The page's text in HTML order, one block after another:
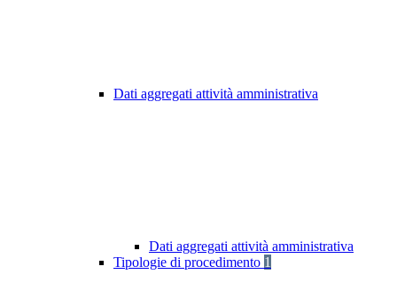
Dati aggregati attività amministrativa
Dati aggregati attività amministrativa
Tipologie di procedimento 1